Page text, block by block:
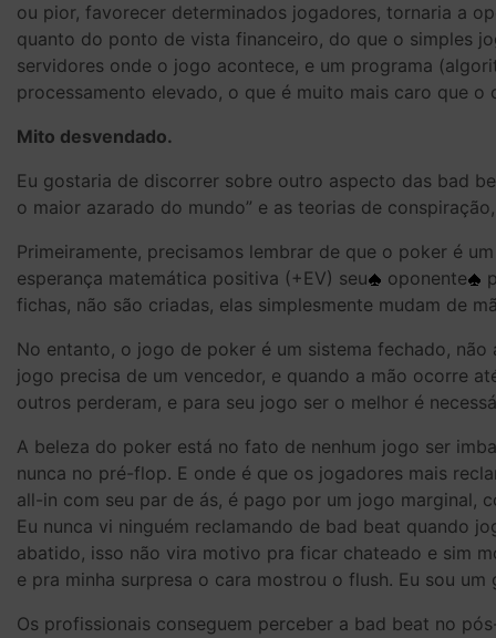
ou pior, favorecer determinados jogadores, tornaria a
quanto do ponto de vista financeiro, do que o simples
servidores onde o jogo acontece, e um programa
processamento elevado, o que é muito mais caro que
Mito desvendado.
Eu gostaria de discorrer sobre outro aspecto das bad
o maior azarado do mundo” e as teorias de
Primeiramente, precisamos lembrar de que o poker é
esperança matemática positiva (+EV) seu
oponente
fichas, não são criadas, elas simplesmente mudam de
No entanto, o jogo de poker é um sistema fechado,
jogo precisa de um vencedor, e quando a mão ocorre
outros perderam, e para seu jogo ser o melhor é
A beleza do poker está no fato de nenhum jogo ser
nunca no pré-flop. E onde é que os jogadores mais
all-in com seu par de ás, é pago por um jogo marginal,
Eu nunca vi ninguém reclamando de bad beat quando
abatido, isso não vira motivo pra ficar chateado e sim
e pra minha surpresa o cara mostrou o flush. Eu sou um
Os profissionais conseguem perceber a bad beat no